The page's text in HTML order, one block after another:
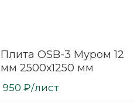
Плита OSB-3 Муром 12
мм 2500х1250 мм
950 ₽/лист